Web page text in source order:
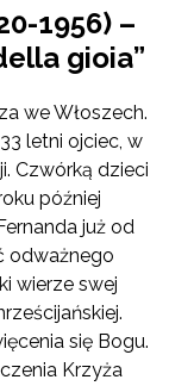
1956) –
gioia”
we Włoszech.
letni ojciec, w
Czwórką dzieci
później
już od
odważnego
wierze swej
się Bogu.
Krzyża